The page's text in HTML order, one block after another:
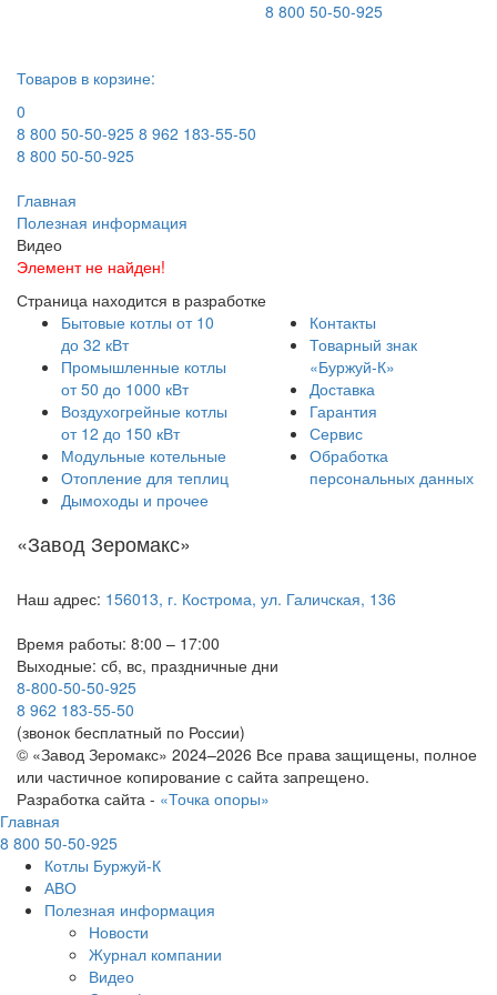
8 800 50-50-925
Товаров в корзине:
0
8 800 50-50-925 8 962 183-55-50
8 800 50-50-925
Главная
Полезная информация
Видео
Элемент не найден!
Страница находится в разработке
Бытовые котлы от 10
до 32 кВт
Промышленные котлы
от 50 до 1000 кВт
Воздухогрейные котлы
от 12 до 150 кВт
Модульные котельные
Отопление для теплиц
Дымоходы и прочее
Контакты
Товарный знак
«Буржуй-К»
Доставка
Гарантия
Сервис
Обработка
персональных данных
«Завод Зеромакс»
Наш адрес: 156013, г. Кострома, ул. Галичская, 136
Время работы: 8:00 – 17:00
Выходные: сб, вс, праздничные дни
8-800-50-50-925
8 962 183-55-50
(звонок бесплатный по России)
© «Завод Зеромакс» 2024–2026 Все права защищены, полное
или частичное копирование с сайта запрещено.
Разработка сайта - «Точка опоры»
Главная
8 800 50-50-925
Котлы Буржуй-К
АВО
Полезная информация
Новости
Журнал компании
Видео